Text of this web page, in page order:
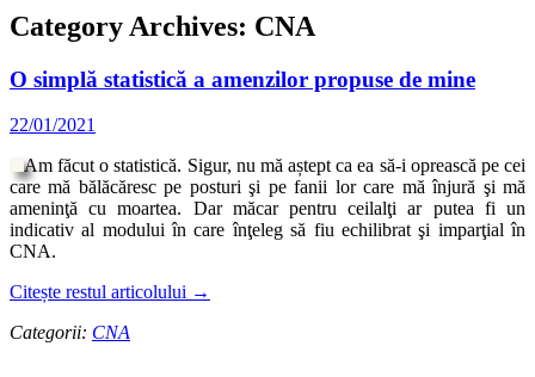
Category Archives: CNA
O simplă statistică a amenzilor propuse de mine
22/01/2021
Am făcut o statistică. Sigur, nu mă aștept ca ea să-i oprească pe cei
care mă bălăcăresc pe posturi şi pe fanii lor care mă înjură şi mă
ameninţă cu moartea. Dar măcar pentru ceilalţi ar putea fi un
indicativ al modului în care înţeleg să fiu echilibrat şi imparţial în
CNA.
Citește restul articolului →
Categorii: CNA